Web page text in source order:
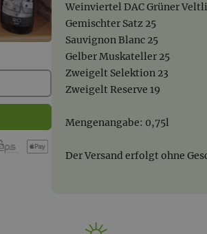
Weinviertel DAC Grüner
Gemischter Satz 25
Sauvignon Blanc 25
Gelber Muskateller 25
Zweigelt Selektion 23
Zweigelt Reserve 19
Mengenangabe: 0,75l
Der Versand erfolgt ohne